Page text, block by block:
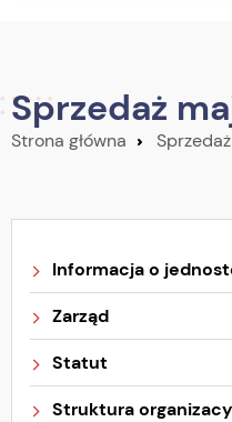
Sprzedaż
Strona główna
Informacja o
Zarząd
Statut
Struktura